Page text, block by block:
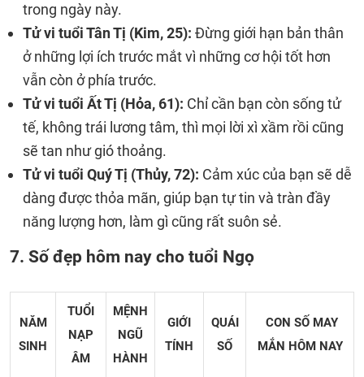
trong ngày này.
Tử vi tuổi Tân Tị (Kim, 25): Đừng giới hạn bản thân
ở những lợi ích trước mắt vì những cơ hội tốt hơn
vẫn còn ở phía trước.
Tử vi tuổi Ất Tị (Hỏa, 61): Chỉ cần bạn còn sống tử
tế, không trái lương tâm, thì mọi lời xì xầm rồi cũng
sẽ tan như gió thoảng.
Tử vi tuổi Quý Tị (Thủy, 72): Cảm xúc của bạn sẽ dễ
dàng được thỏa mãn, giúp bạn tự tin và tràn đầy
năng lượng hơn, làm gì cũng rất suôn sẻ.
7. Số đẹp hôm nay cho tuổi Ngọ
NĂM
SINH
TUỔI
NẠP
ÂM
MỆNH
NGŨ
HÀNH
GIỚI
TÍNH
QUÁI
SỐ
CON SỐ MAY
MẮN HÔM NAY